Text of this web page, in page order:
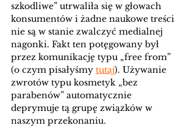
szkodliwe” utrwaliła się w głowach
konsumentów i żadne naukowe treści
nie są w stanie zwalczyć medialnej
nagonki. Fakt ten potęgowany był
przez komunikację typu „free from”
(o czym pisałyśmy tutaj). Używanie
zwrotów typu kosmetyk „bez
parabenów” automatycznie
deprymuje tą grupę związków w
naszym przekonaniu.